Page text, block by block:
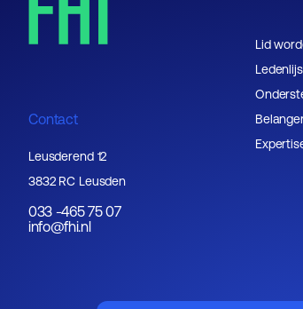
Contact
Leusderend 12
3832 RC Leusden
033 -465 75 07
info@fhi.nl
Lid